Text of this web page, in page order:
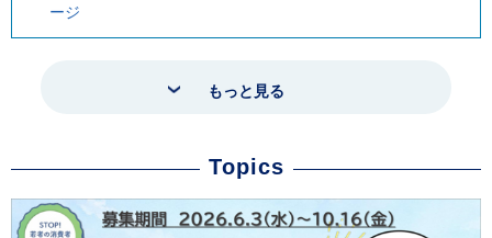
ージ
もっと見る
Topics